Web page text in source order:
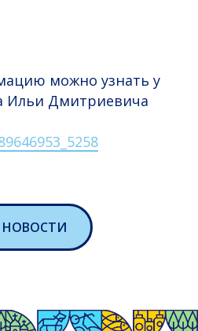
можно узнать у
Ильи Дмитриевича
НОВОСТИ